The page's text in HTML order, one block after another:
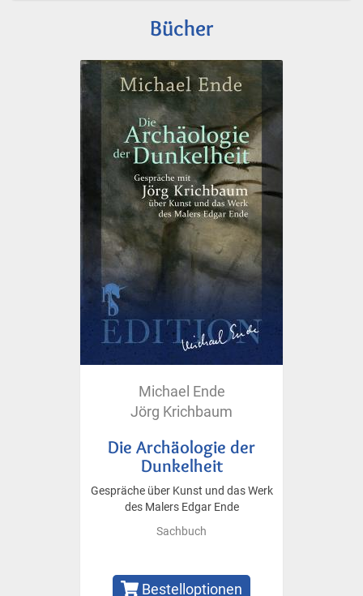
Bücher
Michael Ende
Jörg Krichbaum
Die Archäologie der
Dunkelheit
Gespräche über Kunst und das Werk
des Malers Edgar Ende
Sachbuch
Bestelloptionen